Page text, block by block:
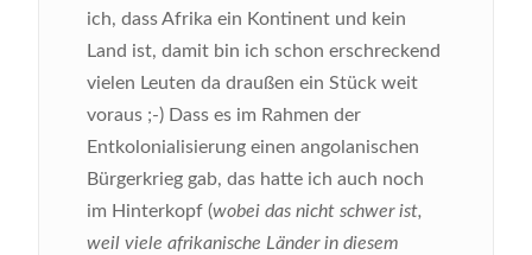
ich, dass Afrika ein Kontinent und kein
Land ist, damit bin ich schon erschreckend
vielen Leuten da draußen ein Stück weit
voraus ;-) Dass es im Rahmen der
Entkolonialisierung einen angolanischen
Bürgerkrieg gab, das hatte ich auch noch
im Hinterkopf (wobei das nicht schwer ist,
weil viele afrikanische Länder in diesem